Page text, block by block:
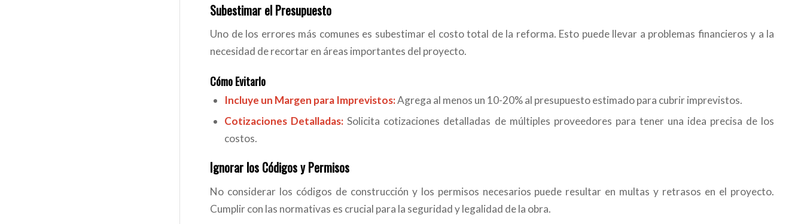
Subestimar el Presupuesto
Uno de los errores más comunes es subestimar el costo total de la reforma. Esto puede llevar a problemas financieros y a la
necesidad de recortar en áreas importantes del proyecto.
Cómo Evitarlo
Incluye un Margen para Imprevistos:Agrega al menos un 10-20% al presupuesto estimado para cubrir imprevistos.
Cotizaciones Detalladas: Solicita cotizaciones detalladas de múltiples proveedores para tener una idea precisa de los
costos.
Ignorar los Códigos y Permisos
No considerar los códigos de construcción y los permisos necesarios puede resultar en multas y retrasos en el proyecto.
Cumplir con las normativas es crucial para la seguridad y legalidad de la obra.